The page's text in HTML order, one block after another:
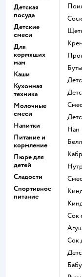
Детская
посуда
Детские
смеси
Для
кормящих
мам
Каши
Кухонная
техника
Молочные
смеси
Напитки
Питание и
кормление
Пюре для
детей
Сладости
Спортивное
питание
нан